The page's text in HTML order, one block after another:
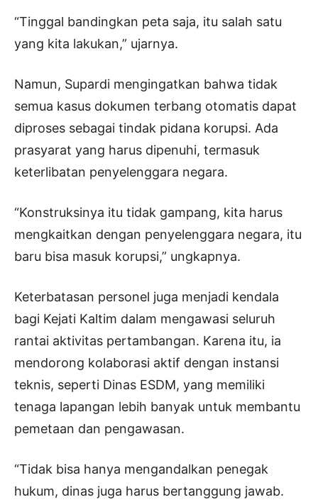
“Tinggal bandingkan peta saja, itu salah satu
yang kita lakukan,” ujarnya.
Namun, Supardi mengingatkan bahwa tidak
semua kasus dokumen terbang otomatis dapat
diproses sebagai tindak pidana korupsi. Ada
prasyarat yang harus dipenuhi, termasuk
keterlibatan penyelenggara negara.
“Konstruksinya itu tidak gampang, kita harus
mengkaitkan dengan penyelenggara negara, itu
baru bisa masuk korupsi,” ungkapnya.
Keterbatasan personel juga menjadi kendala
bagi Kejati Kaltim dalam mengawasi seluruh
rantai aktivitas pertambangan. Karena itu, ia
mendorong kolaborasi aktif dengan instansi
teknis, seperti Dinas ESDM, yang memiliki
tenaga lapangan lebih banyak untuk membantu
pemetaan dan pengawasan.
“Tidak bisa hanya mengandalkan penegak
hukum, dinas juga harus bertanggung jawab.